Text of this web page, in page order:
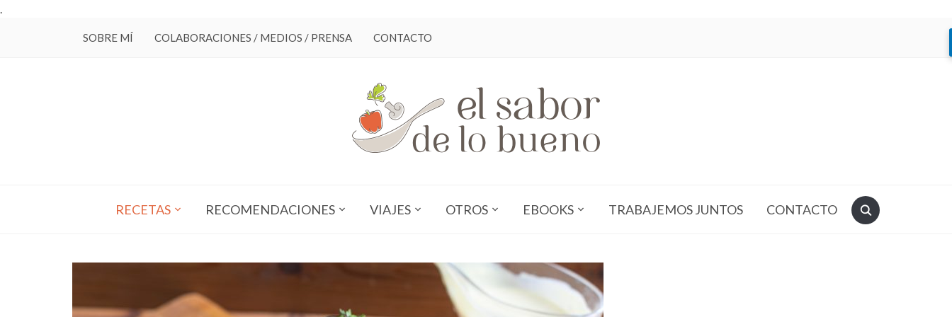
.
SOBRE MÍ COLABORACIONES / MEDIOS / PRENSA CONTACTO
RECETAS RECOMENDACIONES VIAJES OTROS EBOOKS TRABAJEMOS JUNTOS CONTACTO